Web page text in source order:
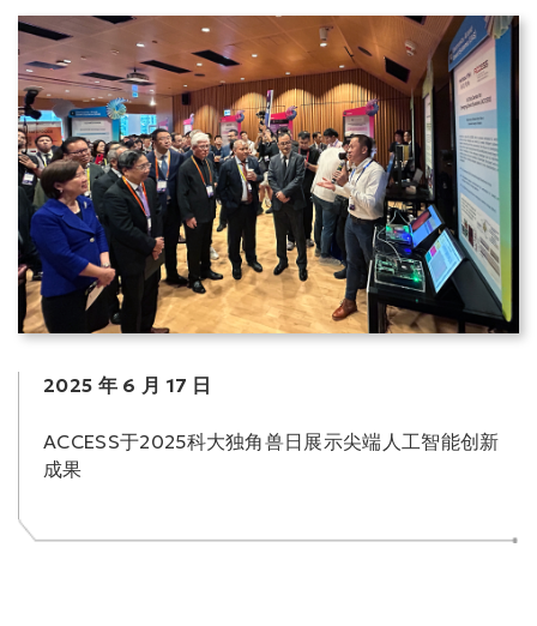
2025 年 6 月 17 日
ACCESS于2025科大独角兽日展示尖端人工智能创新
成果